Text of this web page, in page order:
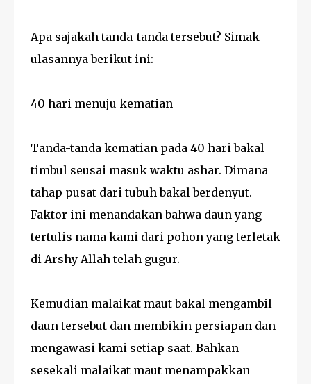
Apa sajakah tanda-tanda tersebut? Simak
ulasannya berikut ini:
40 hari menuju kematian
Tanda-tanda kematian pada 40 hari bakal
timbul seusai masuk waktu ashar. Dimana
tahap pusat dari tubuh bakal berdenyut.
Faktor ini menandakan bahwa daun yang
tertulis nama kami dari pohon yang terletak
di Arshy Allah telah gugur.
Kemudian malaikat maut bakal mengambil
daun tersebut dan membikin persiapan dan
mengawasi kami setiap saat. Bahkan
sesekali malaikat maut menampakkan